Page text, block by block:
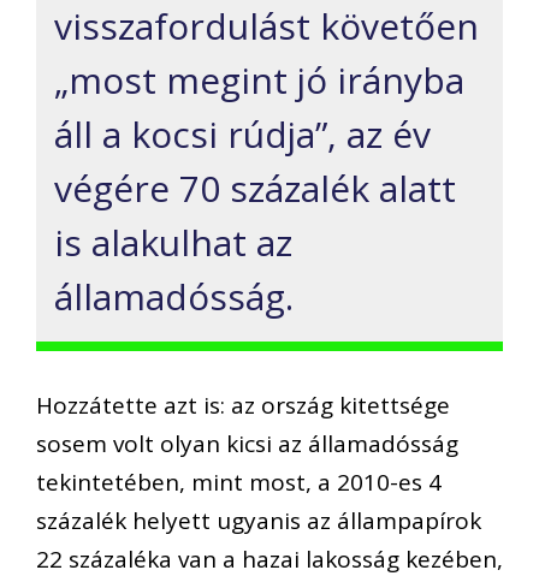
visszafordulást követően
„most megint jó irányba
áll a kocsi rúdja”, az év
végére 70 százalék alatt
is alakulhat az
államadósság.
Hozzátette azt is: az ország kitettsége
sosem volt olyan kicsi az államadósság
tekintetében, mint most, a 2010-es 4
százalék helyett ugyanis az állampapírok
22 százaléka van a hazai lakosság kezében,